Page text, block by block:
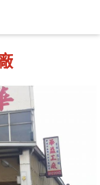
股份有限公司